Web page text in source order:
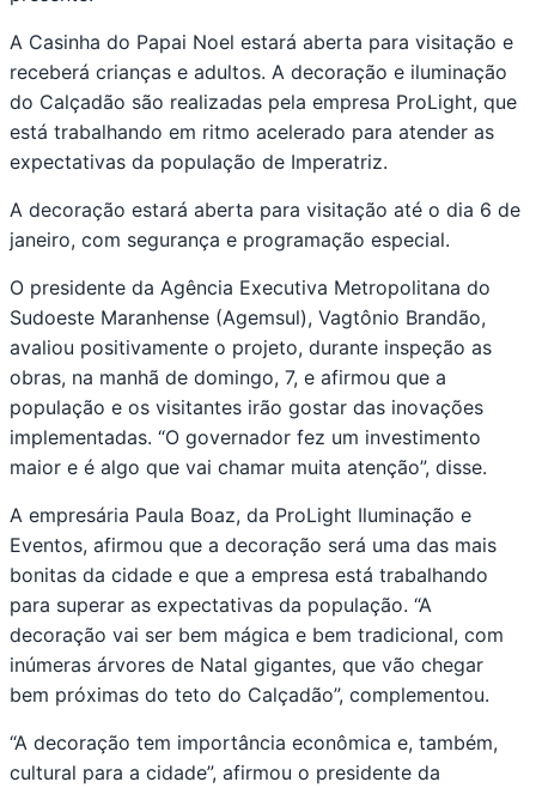
A Casinha do Papai Noel estará aberta para visitação e
receberá crianças e adultos. A decoração e iluminação
do Calçadão são realizadas pela empresa ProLight, que
está trabalhando em ritmo acelerado para atender as
expectativas da população de Imperatriz.
A decoração estará aberta para visitação até o dia 6 de
janeiro, com segurança e programação especial.
O presidente da Agência Executiva Metropolitana do
Sudoeste Maranhense (Agemsul), Vagtônio Brandão,
avaliou positivamente o projeto, durante inspeção as
obras, na manhã de domingo, 7, e afirmou que a
população e os visitantes irão gostar das inovações
implementadas. “O governador fez um investimento
maior e é algo que vai chamar muita atenção”, disse.
A empresária Paula Boaz, da ProLight Iluminação e
Eventos, afirmou que a decoração será uma das mais
bonitas da cidade e que a empresa está trabalhando
para superar as expectativas da população. “A
decoração vai ser bem mágica e bem tradicional, com
inúmeras árvores de Natal gigantes, que vão chegar
bem próximas do teto do Calçadão”, complementou.
“A decoração tem importância econômica e, também,
cultural para a cidade”, afirmou o presidente da